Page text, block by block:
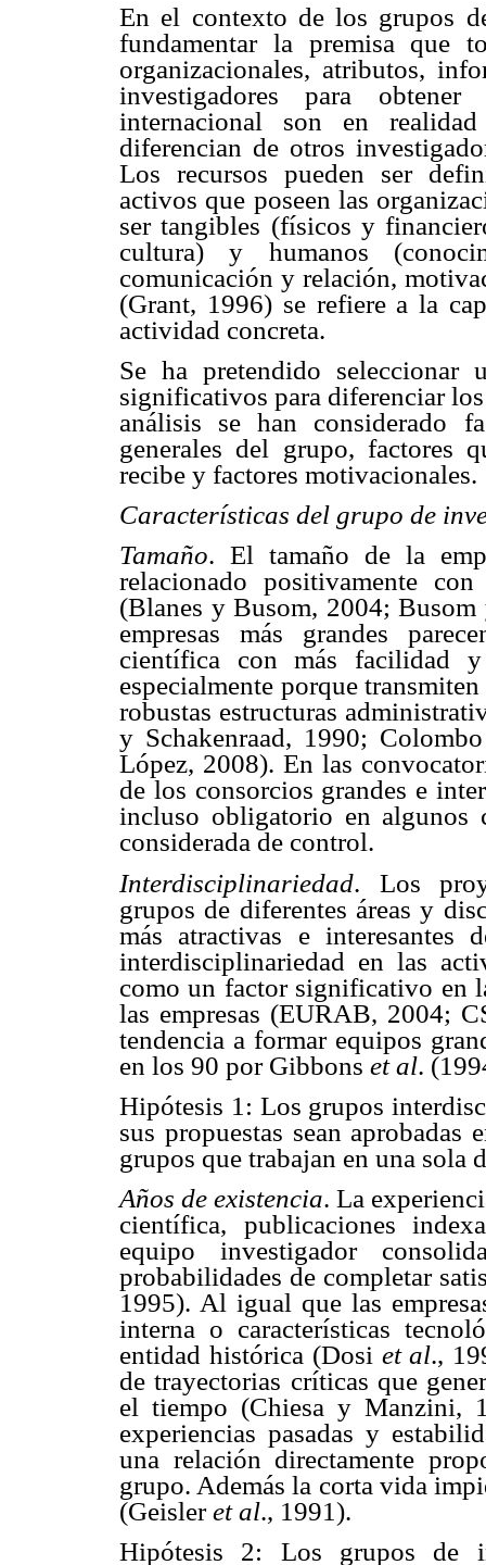
En el contexto de los grupos
fundamentar la premisa que
organizacionales, atributos,
investigadores para
internacional son en
diferencian de otros
Los recursos pueden ser
activos que poseen las
ser tangibles (físicos y
cultura) y humanos
comunicación y relación,
(Grant, 1996) se refiere a la
actividad concreta.
Se ha pretendido seleccionar
significativos para diferenciar
análisis se han considerado
generales del grupo, factores
recibe y factores motivacionales.
Características del grupo de
Tamaño. El tamaño de la
relacionado positivamente
(Blanes y Busom, 2004;
empresas más grandes
científica con más facilidad y
especialmente porque
robustas estructuras
y Schakenraad, 1990;
López, 2008). En las
de los consorcios grandes e
incluso obligatorio en algunos
considerada de control.
Interdisciplinariedad. Los
grupos de diferentes áreas y
más atractivas e
interdisciplinariedad en las
como un factor significativo en
las empresas (EURAB, 2004;
tendencia a formar equipos
en los 90 por Gibbons et al.
Hipótesis 1: Los grupos
sus propuestas sean
grupos que trabajan en una sola
Años de existencia. La
científica, publicaciones
equipo investigador
probabilidades de completar
1995). Al igual que las
interna o características
entidad histórica (Dosi et al.,
de trayectorias críticas que
el tiempo (Chiesa y Manzini,
experiencias pasadas y
una relación directamente
grupo. Además la corta vida
(Geisleret al., 1991).
Hipótesis 2: Los grupos de